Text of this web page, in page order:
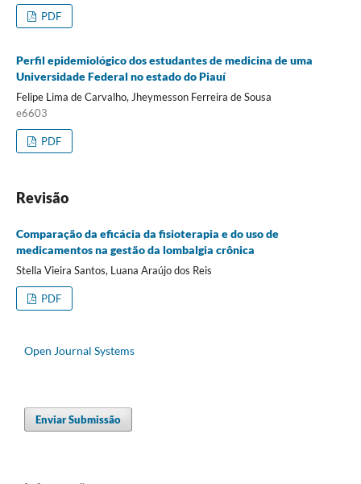
PDF
Perfil epidemiológico dos estudantes de medicina de uma
Universidade Federal no estado do Piauí
Felipe Lima de Carvalho, Jheymesson Ferreira de Sousa
e6603
PDF
Revisão
Comparação da eficácia da fisioterapia e do uso de
medicamentos na gestão da lombalgia crônica
Stella Vieira Santos, Luana Araújo dos Reis
PDF
Open Journal Systems
Enviar Submissão